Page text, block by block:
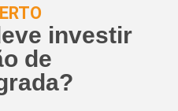
investir
de